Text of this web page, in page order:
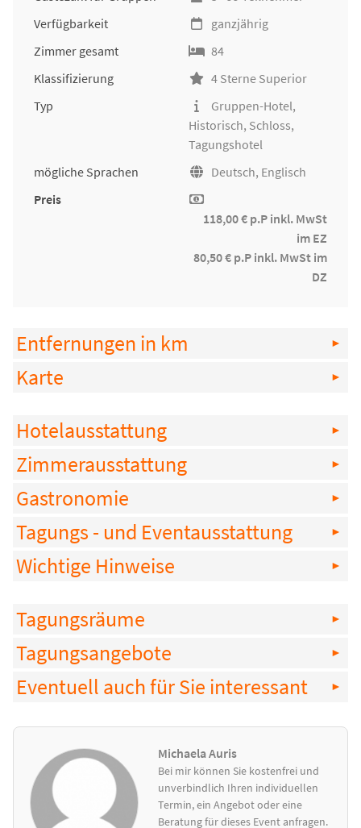
Verfügbarkeit
ganzjährig
Zimmer gesamt
84
Klassifizierung
4 Sterne Superior
Typ
Gruppen-Hotel,
Historisch, Schloss,
Tagungshotel
mögliche Sprachen
Deutsch, Englisch
Preis
118,00 € p.P inkl. MwSt
im EZ
80,50 € p.P inkl. MwSt im
DZ
Entfernungen in km
Karte
Hotelausstattung
Zimmerausstattung
Gastronomie
Tagungs - und Eventausstattung
Wichtige Hinweise
Tagungsräume
Tagungsangebote
Eventuell auch für Sie interessant
Michaela Auris
Bei mir können Sie kostenfrei und
unverbindlich Ihren individuellen
Termin, ein Angebot oder eine
Beratung für dieses Event anfragen.